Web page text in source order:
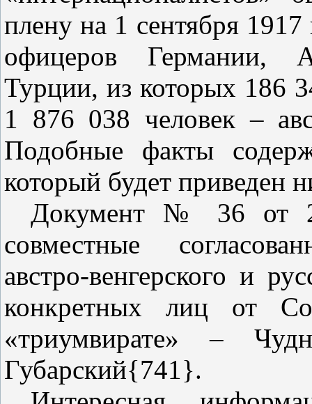
плену на 1 сентября
офицеров Германии,
Турции, из которых 186
1 876 038 человек –
Подобные факты
который будет приведен
Документ № 36 от
совместные
австро‑венгерского и
конкретных лиц от
«триумвирате» –
Губарский{741}.